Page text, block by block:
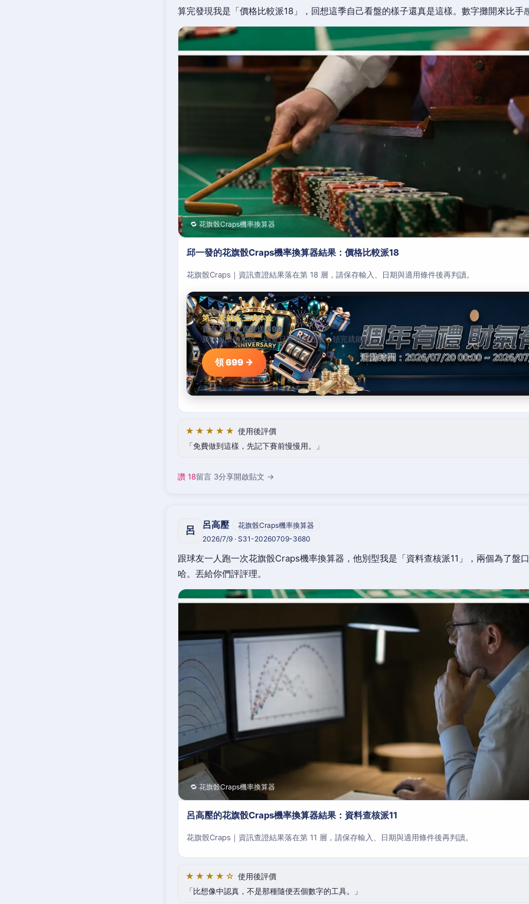
算完發現我是「價格比較派18」，回想這季自己看盤的樣子還真是這樣。數字攤開來比手
🔁 花旗骰Craps機率換算器
邱一發的花旗骰Craps機率換算器結果：價格比較派18
花旗骰Craps｜資訊查證結果落在第 18 層，請保存輸入、日期與適用條件後再判讀。
第一筆就多三成本金
首存 2000 直接送 699
新會員限定加碼，碼量只要彩金五倍，領完就能玩。
領 699 →
★★★★★ 使用後評價
免費做到這樣，先記下賽前慢慢用。
讚 18留言 3分享開啟貼文 →
呂 呂高壓
花旗骰Craps機率換算器
2026/7/9 · S31-20260709-3680
跟球友一人跑一次花旗骰Craps機率換算器，他別型我是「資料查核派11」，兩個為了盤
哈。丟給你們評評理。
🔁 花旗骰Craps機率換算器
呂高壓的花旗骰Craps機率換算器結果：資料查核派11
花旗骰Craps｜資訊查證結果落在第 11 層，請保存輸入、日期與適用條件後再判讀。
★★★★☆ 使用後評價
比想像中認真，不是那種隨便丟個數字的工具。